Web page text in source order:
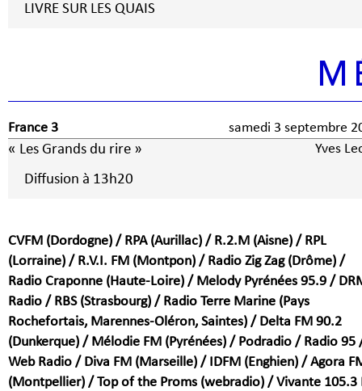
LIVRE SUR LES QUAIS
France 3 samedi 3 septembre
« Les Grands du rire » Yves
Diffusion à 13h20
CVFM (Dordogne) / RPA (Aurillac) / R.2.M (Aisne) / RPL
(Lorraine) / R.V.I. FM (Montpon) / Radio Zig Zag (Drôme) /
Radio Craponne (Haute-Loire) / Melody Pyrénées 95.9 /
Radio / RBS (Strasbourg) / Radio Terre Marine (Pays
Rochefortais, Marennes-Oléron, Saintes) / Delta FM 90.2
(Dunkerque) / Mélodie FM (Pyrénées) / Podradio / Radio 95
Web Radio / Diva FM (Marseille) / IDFM (Enghien) / Agora
(Montpellier) / Top of the Proms (webradio) / Vivante 105.3